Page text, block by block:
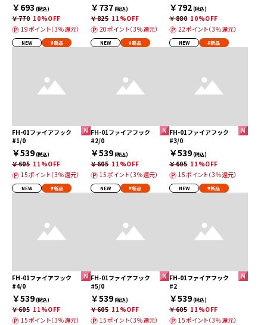
￥693 (税込)
￥770 10%OFF
19ポイント（3％還元）
NEW #新品
￥737(税込)
￥825 11%OFF
20ポイント（3％還元）
NEW #新品
￥792(税込)
￥880 10%OFF
22ポイント（3％還元）
NEW #新品
FH-01ファイアフック
#1/0
￥539(税込)
￥605 11%OFF
15ポイント（3％還元）
NEW #新品
FH-01ファイアフック
#2/0
￥539(税込)
￥605 11%OFF
15ポイント（3％還元）
NEW #新品
FH-01ファイアフック
#3/0
￥539(税込)
￥605 11%OFF
15ポイント（3％還元）
NEW #新品
FH-01ファイアフック
#4/0
￥539(税込)
￥605 11%OFF
15ポイント（3％還元）
FH-01ファイアフック
#5/0
￥539(税込)
￥605 11%OFF
15ポイント（3％還元）
FH-01ファイアフック
#2
￥539(税込)
￥605 11%OFF
15ポイント（3％還元）